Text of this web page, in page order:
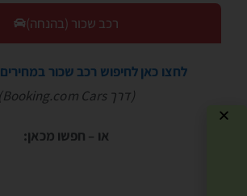
רכב שכור (בהנחה)
לחצו כאן לחיפוש רכב שכור במחירים
(דרך Booking.com Cars)
או – חפשו מכאן: